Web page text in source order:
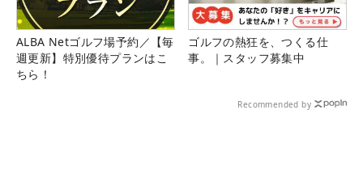
ALBA Netゴルフ場予約／【毎
週更新】特別優待プランはこ
ちら！
ゴルフの熱狂を、つくる仕
事。｜スタッフ募集中
Recommended by